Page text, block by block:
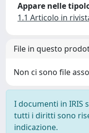
Appare nelle
1.1 Articolo in
File in questo
Non ci sono file
I documenti in IRIS
tutti i diritti sono
indicazione.